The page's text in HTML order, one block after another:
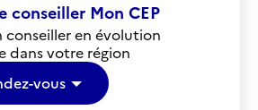
conseiller Mon CEP
conseiller en évolution
dans votre région
vous